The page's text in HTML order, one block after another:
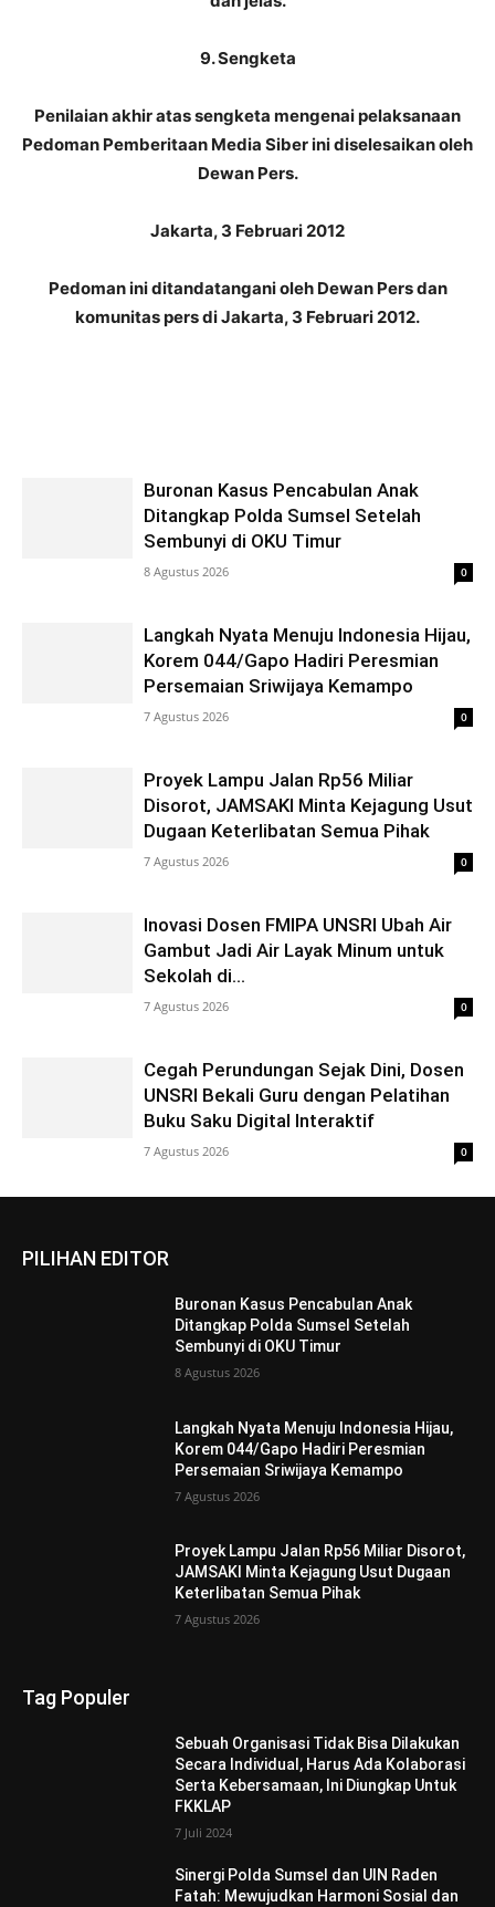
9. Sengketa
Penilaian akhir atas sengketa mengenai pelaksanaan
Pedoman Pemberitaan Media Siber ini diselesaikan oleh
Dewan Pers.
Jakarta, 3 Februari 2012
Pedoman ini ditandatangani oleh Dewan Pers dan
komunitas pers di Jakarta, 3 Februari 2012.
Buronan Kasus Pencabulan Anak
Ditangkap Polda Sumsel Setelah
Sembunyi di OKU Timur
8 Agustus 2026 0
Langkah Nyata Menuju Indonesia Hijau,
Korem 044/Gapo Hadiri Peresmian
Persemaian Sriwijaya Kemampo
7 Agustus 2026 0
Proyek Lampu Jalan Rp56 Miliar
Disorot, JAMSAKI Minta Kejagung Usut
Dugaan Keterlibatan Semua Pihak
7 Agustus 2026 0
Inovasi Dosen FMIPA UNSRI Ubah Air
Gambut Jadi Air Layak Minum untuk
Sekolah di...
7 Agustus 2026 0
Cegah Perundungan Sejak Dini, Dosen
UNSRI Bekali Guru dengan Pelatihan
Buku Saku Digital Interaktif
7 Agustus 2026 0
PILIHAN EDITOR
Buronan Kasus Pencabulan Anak
Ditangkap Polda Sumsel Setelah
Sembunyi di OKU Timur
8 Agustus 2026
Langkah Nyata Menuju Indonesia Hijau,
Korem 044/Gapo Hadiri Peresmian
Persemaian Sriwijaya Kemampo
7 Agustus 2026
Proyek Lampu Jalan Rp56 Miliar Disorot,
JAMSAKI Minta Kejagung Usut Dugaan
Keterlibatan Semua Pihak
7 Agustus 2026
Tag Populer
Sebuah Organisasi Tidak Bisa Dilakukan
Secara Individual, Harus Ada Kolaborasi
Serta Kebersamaan, Ini Diungkap Untuk
FKKLAP
7 Juli 2024
Sinergi Polda Sumsel dan UIN Raden
Fatah: Mewujudkan Harmoni Sosial dan